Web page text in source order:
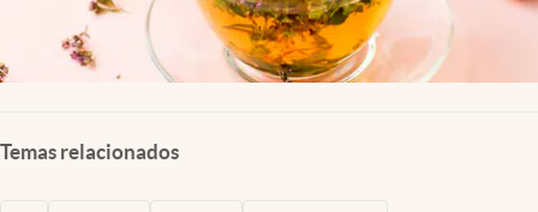
Temas relacionados